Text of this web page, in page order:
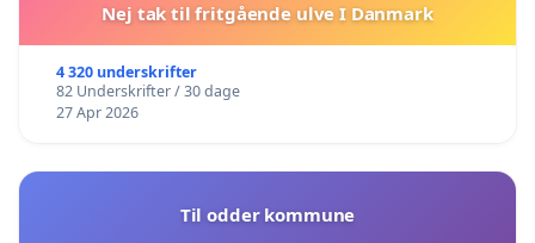
Nej tak til fritgående ulve I Danmark
4 320 underskrifter
82 Underskrifter / 30 dage
27 Apr 2026
Til odder kommune